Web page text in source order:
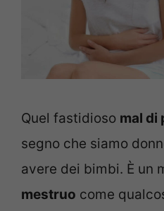
Quel fastidioso mal di
segno che siamo
avere dei bimbi. È un
mestruo come